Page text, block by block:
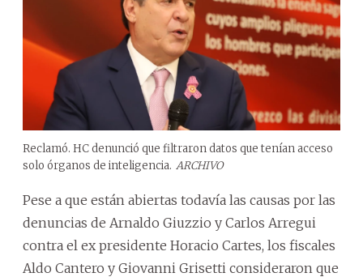
Reclamó. HC denunció que filtraron datos que tenían acceso
solo órganos de inteligencia. ARCHIVO
Pese a que están abiertas todavía las causas por las
denuncias de Arnaldo Giuzzio y Carlos Arregui
contra el ex presidente Horacio Cartes, los fiscales
Aldo Cantero y Giovanni Grisetti consideraron que